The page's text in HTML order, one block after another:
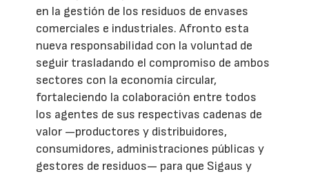
en la gestión de los residuos de envases
comerciales e industriales. Afronto esta
nueva responsabilidad con la voluntad de
seguir trasladando el compromiso de ambos
sectores con la economía circular,
fortaleciendo la colaboración entre todos
los agentes de sus respectivas cadenas de
valor —productores y distribuidores,
consumidores, administraciones públicas y
gestores de residuos— para que Sigaus y